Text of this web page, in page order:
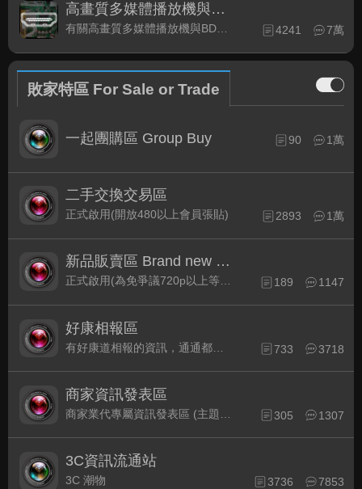
高畫質多媒體播放機與BD討論區
有關高畫質多媒體播放機與BD相關討論區 4241 7萬
敗家特區 For Sale or Trade
一起團購區 Group Buy 90 1萬
二手交換交易區
正式啟用(開放480以上會員張貼) 2893 1萬
新品販賣區 Brand new Plaza
正式啟用(為免爭議720p以上等級發表限定) 189 1147
好康相報區
733 3718
商家資訊發表區
305 1307
3C資訊流通站
3C 潮物 3736 7853